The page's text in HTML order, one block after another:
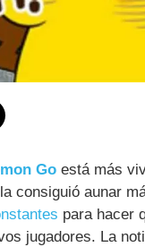
Go está más
consiguió aunar
para hacer
jugadores. La